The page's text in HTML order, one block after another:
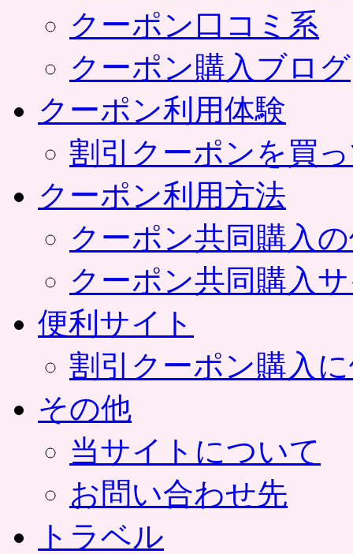
クーポン口コミ系
クーポン購入ブログ
クーポン利用体験
割引クーポンを買
クーポン利用方法
クーポン共同購入
クーポン共同購入
便利サイト
割引クーポン購入
その他
当サイトについて
お問い合わせ先
トラベル